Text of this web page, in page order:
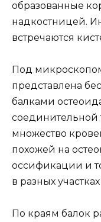
образованные
надкостницей.
встречаются
Под
представлена
балками
множество
похожей на
оссификации и
в разных
По краям балок